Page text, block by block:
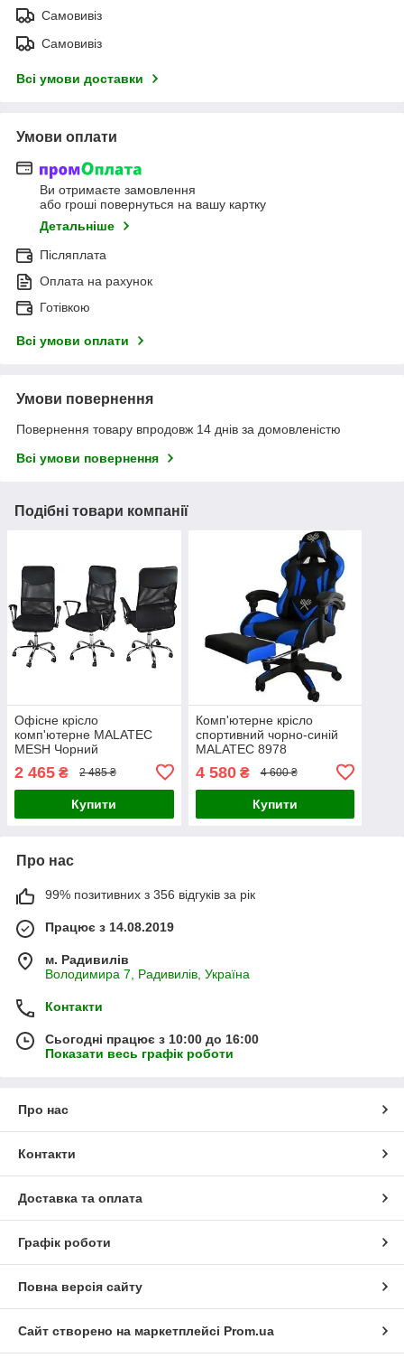
Самовивіз
Самовивіз
Всі умови доставки
Умови оплати
Ви отримаєте замовлення
або гроші повернуться на вашу картку
Детальніше
Післяплата
Оплата на рахунок
Готівкою
Всі умови оплати
Умови повернення
Повернення товару впродовж 14 днів за домовленістю
Всі умови повернення
Подібні товари компанії
Офісне крісло
комп'ютерне MALATEC
MESH Чорний
2 465 ₴ 2 485 ₴
Купити
Комп'ютерне крісло
спортивний чорно-синій
MALATEC 8978
4 580₴ 4 600 ₴
Купити
Про нас
99% позитивних з 356 відгуків за рік
Працює з 14.08.2019
м. Радивилів
Володимира 7, Радивилів, Україна
Контакти
Сьогодні працює з 10:00 до 16:00
Показати весь графік роботи
Про нас
Контакти
Доставка та оплата
Графік роботи
Повна версія сайту
Сайт створено на маркетплейсі Prom.ua